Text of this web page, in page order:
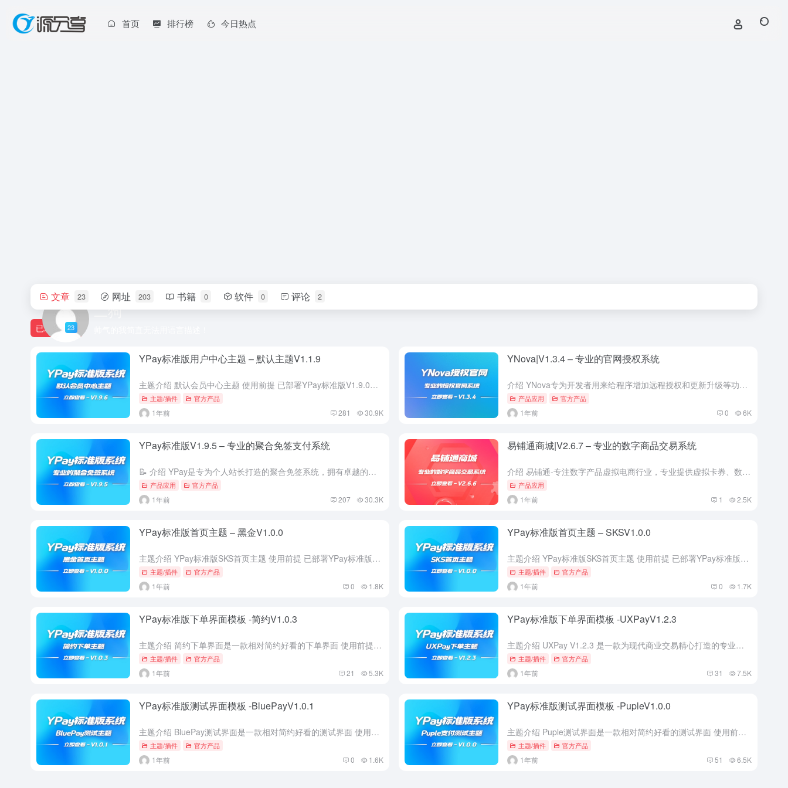
首页 排行榜 今日热点
二狗
文章 23 网址 203 书籍 0 软件 0 评论 2
已发布 23
YPay标准版用户中心主题 – 默认主题V1.1.9
主题介绍 默认会员中心主题 使用前提 已部署YPay标准版V1.9.0以上版本 使用教程 1. 先下载程序到本地 2. 将程序包放到/public/user下解压 3. 进入后台-首页模板启用即可 下...
主题/插件 官方产品
1年前 281 30.9K
YNova|V1.3.4 – 专业的官网授权系统
介绍 YNova专为开发者用来给程序增加远程授权和更新升级等功能，包括系统设置、多应用管理、授权管理、版本管理、日志管理、远程js函数、客户端日志上报等功能模块，公开所有API接口，支持用任何语言，方...
产品应用 官方产品
1年前 0 6K
YPay标准版V1.9.5 – 专业的聚合免签支付系统
📝 介绍 YPay是专为个人站长打造的聚合免签系统，拥有卓越的性能和丰富的功能。它采用全新轻量化的界面UI，让您能更方便快捷地解决知识付费和运营赞助的难题。 同时，它基于高性能的ThinkPHP 8...
产品应用 官方产品
1年前 207 30.3K
易铺通商城|V2.6.7 – 专业的数字商品交易系统
介绍 易铺通-专注数字产品虚拟电商行业，专业提供虚拟卡券、数字权益等虚拟产品销售系统开发，及传统企业数字化转型新零售电商系统、社交电商、知识付费等解决方案，充分将公域流量转为私域流量，帮助企业快速积累...
产品应用
1年前 1 2.5K
YPay标准版首页主题 – 黑金V1.0.0
主题介绍 YPay标准版SKS首页主题 使用前提 已部署YPay标准版V1.9.0以上版本 使用教程 1. 先下载程序到本地 2. 将程序包放到/public/web/home下解压 3. 进入后台...
主题/插件 官方产品
1年前 0 1.8K
YPay标准版首页主题 – SKSV1.0.0
主题介绍 YPay标准版SKS首页主题 使用前提 已部署YPay标准版V1.9.3以上版本 使用教程 1. 先下载程序到本地 2. 将程序包放到/public/web/home下解压 3. 进入后台...
主题/插件 官方产品
1年前 0 1.7K
YPay标准版下单界面模板 -简约V1.0.3
主题介绍 简约下单界面是一款相对简约好看的下单界面 使用前提 已部署YPay标准版V1.9.0以上版本 使用教程 1. 先下载程序到本地 2. 将程序包放到/public/pay下解压 3. 进入用户...
主题/插件 官方产品
1年前 21 5.3K
YPay标准版下单界面模板 -UXPayV1.2.3
主题介绍 UXPay V1.2.3 是一款为现代商业交易精心打造的专业级下单界面 使用前提 已部署YPay标准版V1.8.5以上版本 使用教程 1. 先下载程序到本地 2. 将程序包放到/public...
主题/插件 官方产品
1年前 31 7.5K
YPay标准版测试界面模板 -BluePayV1.0.1
主题介绍 BluePay测试界面是一款相对简约好看的测试界面 使用前提 已部署YPay标准版V1.9.0以上版本 使用教程 1. 先下载程序到本地 2. 将程序包放到/public/web/demo下...
主题/插件 官方产品
1年前 0 1.6K
YPay标准版测试界面模板 -PupleV1.0.0
主题介绍 Puple测试界面是一款相对简约好看的测试界面 使用前提 已部署YPay标准版V1.8.5以上版本 使用教程 1. 先下载程序到本地 2. 将程序包放到/public/web/demo下解压...
主题/插件 官方产品
1年前 51 6.5K